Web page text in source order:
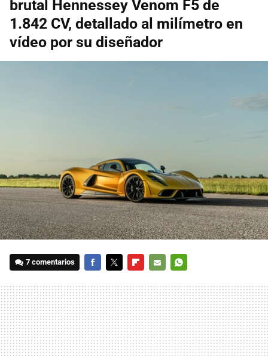
brutal Hennessey Venom F5 de
1.842 CV, detallado al milímetro en
vídeo por su diseñador
7 comentarios
MAIL